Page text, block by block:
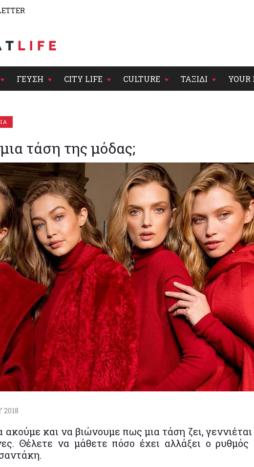
ΓΕΥΣΗ CITY LIFE CULTURE ΤΑΞΙΔΙ YOUR
τάση της μόδας;
και να βιώνουμε πως μια τάση ζει, γεννιέται
Θέλετε να μάθετε πόσο έχει αλλάξει ο ρυθμός